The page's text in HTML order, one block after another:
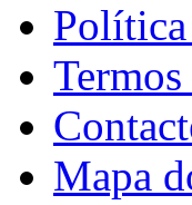
Mapa